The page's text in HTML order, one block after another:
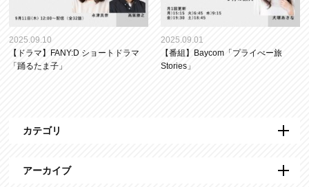
2025.09.10
【ドラマ】FANY:D ショートドラマ
「踊るたま子」
2025.09.01
【番組】Baycom「プライべー旅
Stories」
カテゴリ
アーカイブ